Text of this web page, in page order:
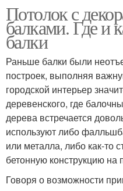
Потолок с
балками. Где и
балки
Раньше балки были
построек, выполняя
городской интерьер
деревенского, где
дерева встречается
используют либо
или металла, либо как-то
бетонную конструкцию на
Говоря о возможности